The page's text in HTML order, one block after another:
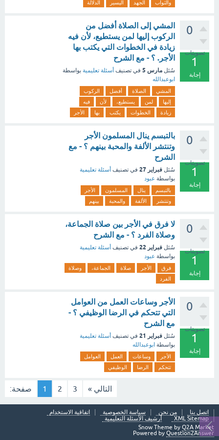
والثواب
الجهد اليسير الدلالة
0
تصويتات
1
إجابة
المشي إلى الصلاة أفضل من
الركوب إليها لمن يستطيع، لأن فيه
زيادة في الخطوات التي يكتب بها
الأجر. ؟ - مع الشرح
سُئل مارس 5 في تصنيف أسئلة تعليمية بواسطة
ابوعبدالله
المشي الصلاة أفضل
الركوب
إليها
لمن يستطيع، لأن
فيه
زيادة
الخطوات يكتب بها الأجر
0
تصويتات
1
إجابة
بالتبسم ينال المسلمون الأجر
وتنتشر الألفة والمحبة بينهم ؟ - مع
الشرح
سُئل فبراير 27 في تصنيف أسئلة تعليمية
بواسطة عبود
بالتبسم ينال المسلمون
الأجر
وتنتشر
الألفة والمحبة بينهم
0
تصويتات
1
إجابة
لا فرق في الأجر بين صلاة الجماعة،
وصلاة الفرد ؟ - مع الشرح
سُئل فبراير 22 في تصنيف أسئلة تعليمية
بواسطة عبود
فرق الأجر صلاة الجماعة،
وصلاة
الفرد
0
تصويتات
1
إجابة
الأجر وساعات العمل من العوامل
التي تتحكم في الرضا الوظيفي ؟ -
مع الشرح
سُئل فبراير 21 في تصنيف أسئلة تعليمية
بواسطة ابوعبدالله
الأجر وساعات العمل
العوامل
تتحكم
الرضا الوظيفي
صفحة: 1 2 3 التالي »
اتصل بنا من نحن سياسة الخصوصية
اتفاقية الاستخدام
XML Sitemap
أرشيف الأسئلة التعليمية
Snow Theme by Q2A Market
Powered by Question2Answer